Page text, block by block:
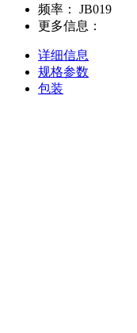
频率：
JB019
更多信息：
详细信息
规格参数
包装